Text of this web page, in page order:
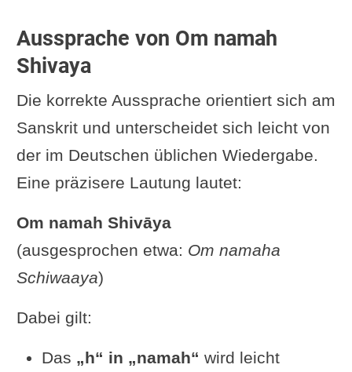
Aussprache von Om namah
Shivaya
Die korrekte Aussprache orientiert sich am
Sanskrit und unterscheidet sich leicht von
der im Deutschen üblichen Wiedergabe.
Eine präzisere Lautung lautet:
Om namah Shivāya
(ausgesprochen etwa: Om namaha
Schiwaaya)
Dabei gilt:
Das „h“ in „namah“ wird leicht